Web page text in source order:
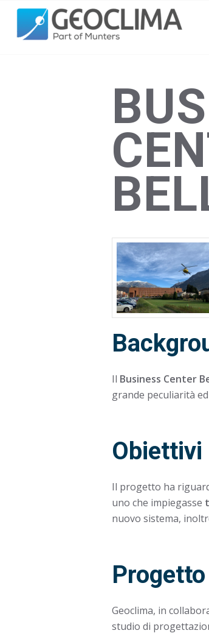
Il Business Center
grande peculiarità
Obiettivi
Il progetto ha
uno che impiegasse
nuovo sistema,
Progetto
Geoclima, in
studio di